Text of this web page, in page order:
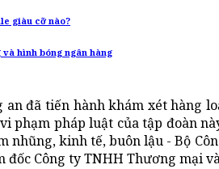
giàu cỡ nào?
và hình bóng ngân hàng
an đã tiến hành khám xét hàng
phạm pháp luật của tập đoàn
nhũng, kinh tế, buôn lậu - Bộ
đốc Công ty TNHH Thương mại